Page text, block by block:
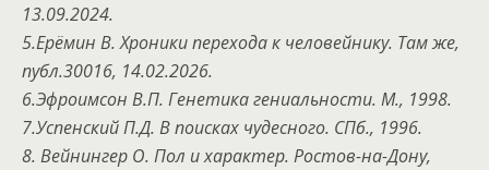
13.09.2024.
5.Ерёмин В. Хроники перехода к человейнику. Там же,
публ.30016, 14.02.2026.
6.Эфроимсон В.П. Генетика гениальности. М., 1998.
7.Успенский П.Д. В поисках чудесного. СПб., 1996.
8. Вейнингер О. Пол и характер. Ростов-на-Дону,